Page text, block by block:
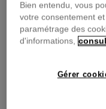
DESCRIPTION
COMPOSITION
Bien entendu, vous
votre consentement
paramétrage des
d'informations,
Gérer